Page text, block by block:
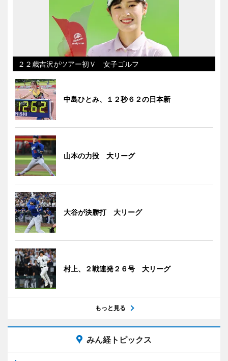
２２歳吉沢がツアー初Ｖ 女子ゴルフ
中島ひとみ、１２秒６２の日本新
山本の力投 大リーグ
大谷が決勝打 大リーグ
村上、２戦連発２６号 大リーグ
もっと見る
みん経トピックス